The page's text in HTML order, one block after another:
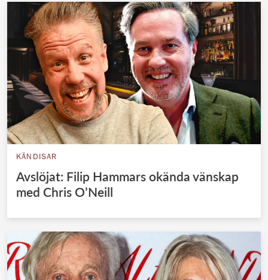
KÄNDISAR
Avslöjat: Filip Hammars okända vänskap
med Chris O’Neill